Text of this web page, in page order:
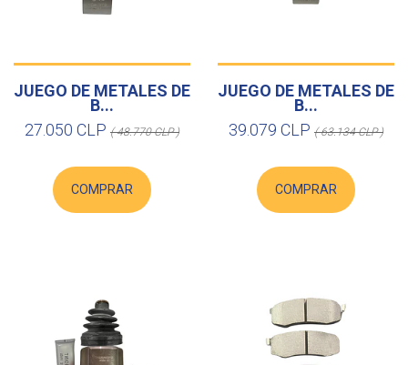
JUEGO DE METALES DE
B...
27.050 CLP ( 48.770 CLP )
COMPRAR
JUEGO DE METALES DE
B...
39.079 CLP ( 63.134 CLP )
COMPRAR